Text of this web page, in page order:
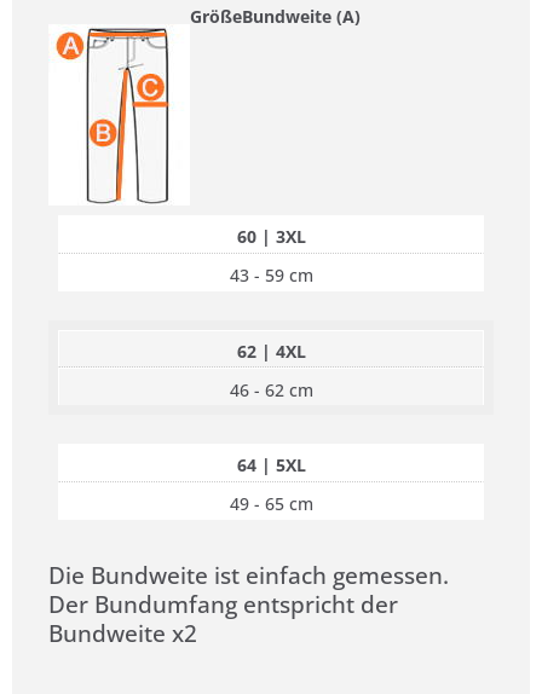
GrößeBundweite (A)
60 | 3XL
43 - 59 cm
62 | 4XL
46 - 62 cm
64 | 5XL
49 - 65 cm
Die Bundweite ist einfach gemessen.
Der Bundumfang entspricht der
Bundweite x2